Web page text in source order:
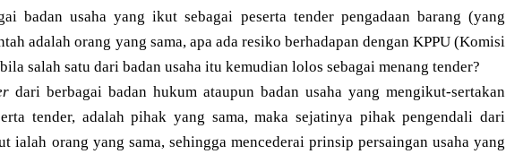
badan usaha yang ikut sebagai peserta tender pengadaan barang (yang
adalah orang yang sama, apa ada resiko berhadapan dengan KPPU (Komisi
salah satu dari badan usaha itu kemudian lolos sebagai menang tender?
dari berbagai badan hukum ataupun badan usaha yang mengikut-sertakan
tender, adalah pihak yang sama, maka sejatinya pihak pengendali dari
ialah orang yang sama, sehingga mencederai prinsip persaingan usaha yang